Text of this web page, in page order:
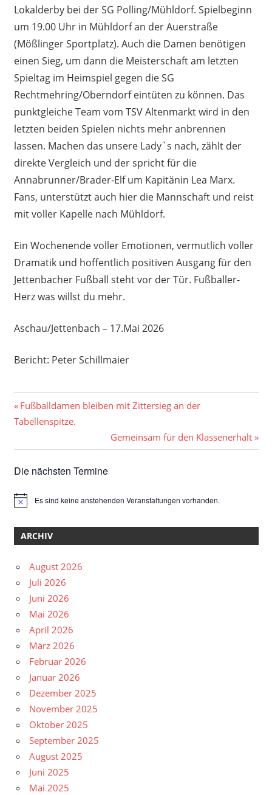
Lokalderby bei der SG Polling/Mühldorf. Spielbeginn
um 19.00 Uhr in Mühldorf an der Auerstraße
(Mößlinger Sportplatz). Auch die Damen benötigen
einen Sieg, um dann die Meisterschaft am letzten
Spieltag im Heimspiel gegen die SG
Rechtmehring/Oberndorf eintüten zu können. Das
punktgleiche Team vom TSV Altenmarkt wird in den
letzten beiden Spielen nichts mehr anbrennen
lassen. Machen das unsere Lady`s nach, zählt der
direkte Vergleich und der spricht für die
Annabrunner/Brader-Elf um Kapitänin Lea Marx.
Fans, unterstützt auch hier die Mannschaft und reist
mit voller Kapelle nach Mühldorf.
Ein Wochenende voller Emotionen, vermutlich voller
Dramatik und hoffentlich positiven Ausgang für den
Jettenbacher Fußball steht vor der Tür. Fußballer-
Herz was willst du mehr.
Aschau/Jettenbach – 17.Mai 2026
Bericht: Peter Schillmaier
Beitragsnavigation
Vorheriger
Beitrag:
Fußballdamen bleiben mit Zittersieg an der
Tabellenspitze.
Nächster
Beitrag:
Gemeinsam für den Klassenerhalt
Die nächsten Termine
HinweisEs sind keine anstehenden Veranstaltungen vorhanden.
ARCHIV
August 2026
Juli 2026
Juni 2026
Mai 2026
April 2026
März 2026
Februar 2026
Januar 2026
Dezember 2025
November 2025
Oktober 2025
September 2025
August 2025
Juni 2025
Mai 2025